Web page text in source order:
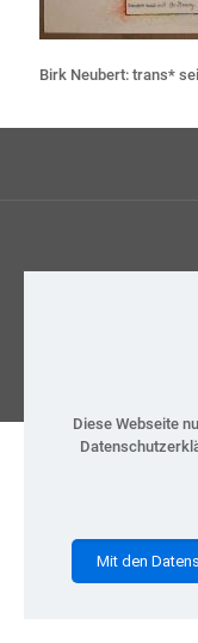
Birk Neubert: trans*
Diese Webseite
Mit den